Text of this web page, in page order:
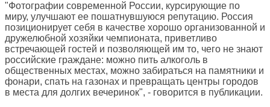
"Фотографии современной России, курсирующие по
миру, улучшают ее пошатнувшуюся репутацию. Россия
позиционирует себя в качестве хорошо организованной и
дружелюбной хозяйки чемпионата, приветливо
встречающей гостей и позволяющей им то, чего не знают
российские граждане: можно пить алкоголь в
общественных местах, можно забираться на памятники и
фонари, спать на газонах и превращать центры городов
в места для долгих вечеринок", - говорится в публикации.